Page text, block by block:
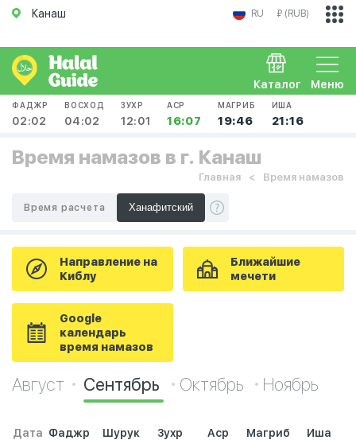
Канаш RU ₽ (RUB)
Меню
Каталог
ФАДЖР
02:02
ВОСХОД
04:02
ЗУХР
12:01
АСР
16:07
МАГРИБ
19:46
ИША
21:16
Время намазов в г. Канаш
Главная Время намазов
Время расчета
Направление на
Киблу
Ближайшие
мечети
Google
календарь
время намазов
Август Сентябрь Октябрь Ноябрь
Дата Фаджр Шурук Зухр Аср Магриб Иша